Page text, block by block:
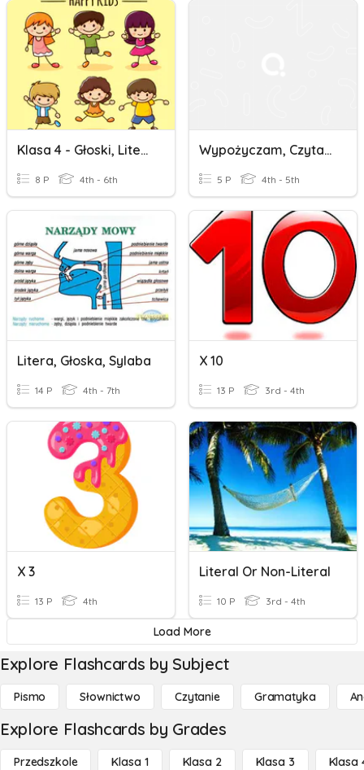
Klasa 4 - Głoski, Litery, Sylaby
8 P 4th - 6th
Wypożyczam, Czytam, Wiem - Litera Z
5 P 4th - 5th
Litera, Głoska, Sylaba
14 P 4th - 7th
X 10
13 P 3rd - 4th
X 3
13 P 4th
Literal Or Non-Literal
10 P 3rd - 4th
Load More
Explore Flashcards by Subject
Pismo Słownictwo Czytanie Gramatyka
Explore Flashcards by Grades
Przedszkole Klasa 1 Klasa 2 Klasa 3 Klasa